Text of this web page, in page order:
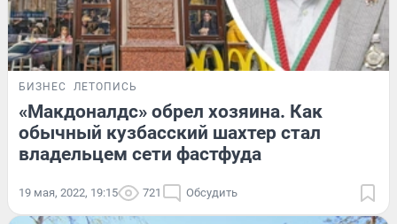
БИЗНЕС ЛЕТОПИСЬ
«Макдоналдс» обрел хозяина. Как
обычный кузбасский шахтер стал
владельцем сети фастфуда
19 мая, 2022, 19:15 721 Обсудить